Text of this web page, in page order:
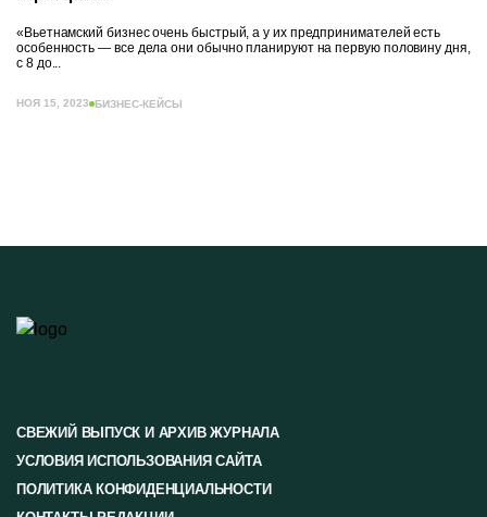
«Вьетнамский бизнес очень быстрый, а у их предпринимателей есть
особенность — все дела они обычно планируют на первую половину дня,
с 8 до...
НОЯ 15, 2023 БИЗНЕС-КЕЙСЫ
СВЕЖИЙ ВЫПУСК И АРХИВ ЖУРНАЛА
УСЛОВИЯ ИСПОЛЬЗОВАНИЯ САЙТА
ПОЛИТИКА КОНФИДЕНЦИАЛЬНОСТИ